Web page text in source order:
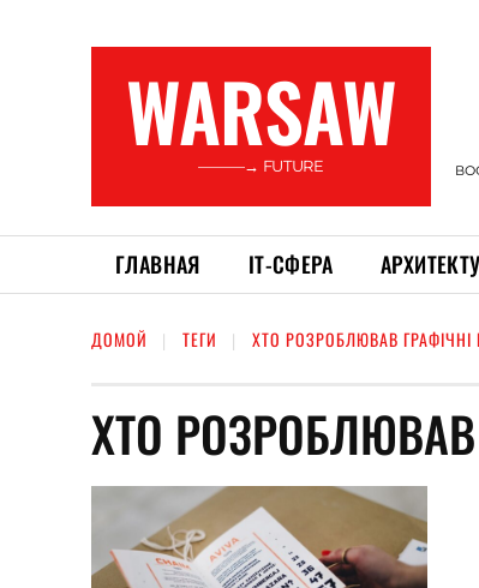
WARSAW
———→ FUTURE
ГЛАВНАЯ ІТ-СФЕРА
ДОМОЙ ТЕГИ ХТО РОЗРОБЛЮВАВ
ХТО